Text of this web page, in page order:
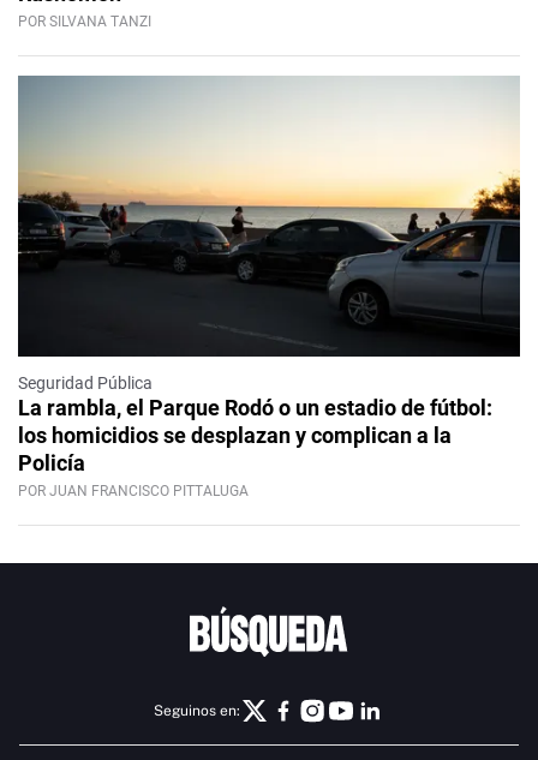
POR SILVANA TANZI
Seguridad Pública
La rambla, el Parque Rodó o un estadio de fútbol:
los homicidios se desplazan y complican a la
Policía
POR JUAN FRANCISCO PITTALUGA
Seguinos en: